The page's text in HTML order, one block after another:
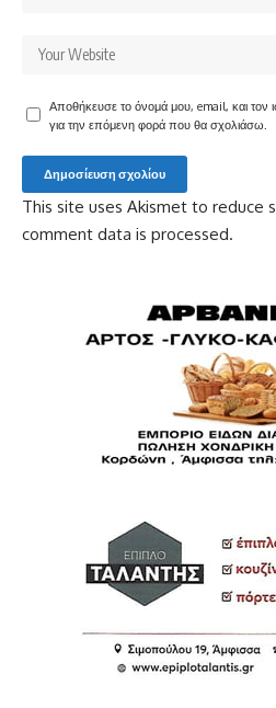
Αποθήκευσε το όνομά μου, email, και τον
για την επόμενη φορά που θα σχολιάσω.
This site uses Akismet to reduce
comment data is processed.